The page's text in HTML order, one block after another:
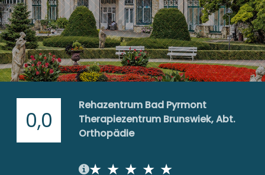
0,0
Rehazentrum Bad Pyrmont
Therapiezentrum Brunswiek, Abt.
Orthopädie